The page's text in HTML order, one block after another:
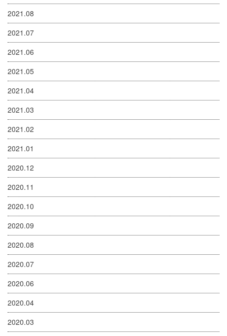
2021.08
2021.07
2021.06
2021.05
2021.04
2021.03
2021.02
2021.01
2020.12
2020.11
2020.10
2020.09
2020.08
2020.07
2020.06
2020.04
2020.03